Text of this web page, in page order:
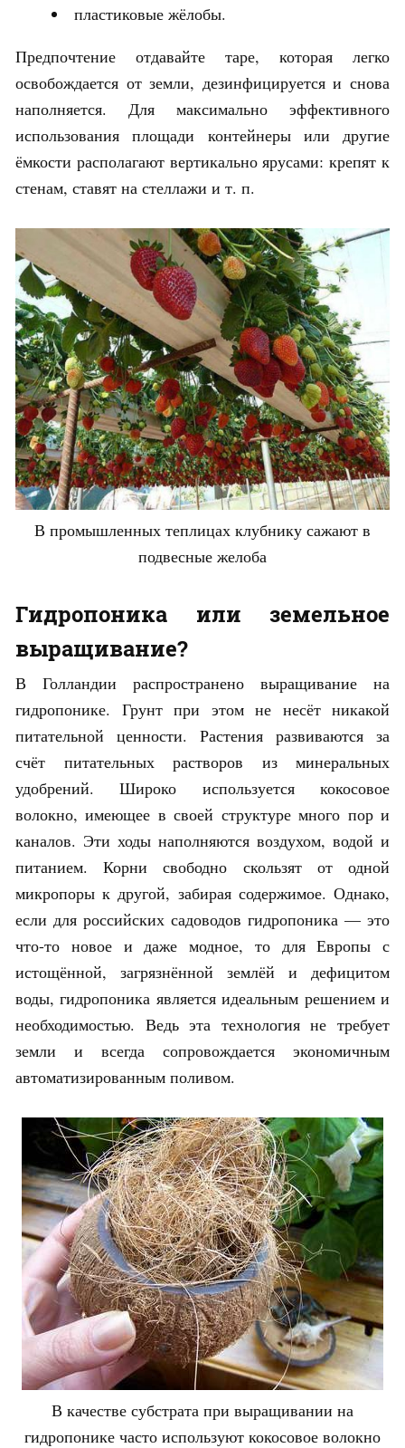
пластиковые жёлобы.
Предпочтение отдавайте таре, которая легко
освобождается от земли, дезинфицируется и снова
наполняется. Для максимально эффективного
использования площади контейнеры или другие
ёмкости располагают вертикально ярусами: крепят к
стенам, ставят на стеллажи и т. п.
В промышленных теплицах клубнику сажают в
подвесные желоба
Гидропоника или земельное
выращивание?
В Голландии распространено выращивание на
гидропонике. Грунт при этом не несёт никакой
питательной ценности. Растения развиваются за
счёт питательных растворов из минеральных
удобрений. Широко используется кокосовое
волокно, имеющее в своей структуре много пор и
каналов. Эти ходы наполняются воздухом, водой и
питанием. Корни свободно скользят от одной
микропоры к другой, забирая содержимое. Однако,
если для российских садоводов гидропоника — это
что-то новое и даже модное, то для Европы с
истощённой, загрязнённой землёй и дефицитом
воды, гидропоника является идеальным решением и
необходимостью. Ведь эта технология не требует
земли и всегда сопровождается экономичным
автоматизированным поливом.
В качестве субстрата при выращивании на
гидропонике часто используют кокосовое волокно